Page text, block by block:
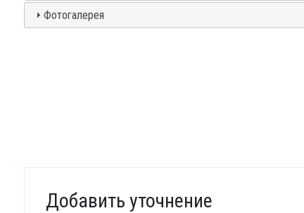
Фотогалерея
Добавить уточнение